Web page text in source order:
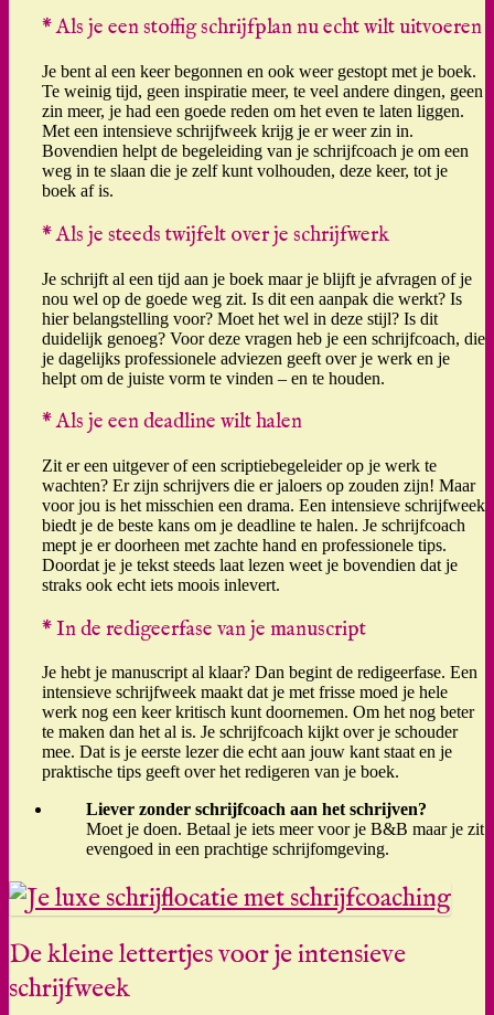
* Als je een stoffig schrijfplan nu echt wilt uitvoeren
Je bent al een keer begonnen en ook weer gestopt met je boek.
Te weinig tijd, geen inspiratie meer, te veel andere dingen, geen
zin meer, je had een goede reden om het even te laten liggen.
Met een intensieve schrijfweek krijg je er weer zin in.
Bovendien helpt de begeleiding van je schrijfcoach je om een
weg in te slaan die je zelf kunt volhouden, deze keer, tot je
boek af is.
* Als je steeds twijfelt over je schrijfwerk
Je schrijft al een tijd aan je boek maar je blijft je afvragen of je
nou wel op de goede weg zit. Is dit een aanpak die werkt? Is
hier belangstelling voor? Moet het wel in deze stijl? Is dit
duidelijk genoeg? Voor deze vragen heb je een schrijfcoach, die
je dagelijks professionele adviezen geeft over je werk en je
helpt om de juiste vorm te vinden – en te houden.
* Als je een deadline wilt halen
Zit er een uitgever of een scriptiebegeleider op je werk te
wachten? Er zijn schrijvers die er jaloers op zouden zijn! Maar
voor jou is het misschien een drama. Een intensieve schrijfweek
biedt je de beste kans om je deadline te halen. Je schrijfcoach
mept je er doorheen met zachte hand en professionele tips.
Doordat je je tekst steeds laat lezen weet je bovendien dat je
straks ook echt iets moois inlevert.
* In de redigeerfase van je manuscript
Je hebt je manuscript al klaar? Dan begint de redigeerfase. Een
intensieve schrijfweek maakt dat je met frisse moed je hele
werk nog een keer kritisch kunt doornemen. Om het nog beter
te maken dan het al is. Je schrijfcoach kijkt over je schouder
mee. Dat is je eerste lezer die echt aan jouw kant staat en je
praktische tips geeft over het redigeren van je boek.
Liever zonder schrijfcoach aan het schrijven?
Moet je doen. Betaal je iets meer voor je B&B maar je zit
evengoed in een prachtige schrijfomgeving.
De kleine lettertjes voor je intensieve
schrijfweek